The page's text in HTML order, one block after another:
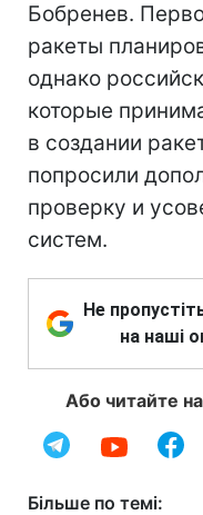
Бобренев.
ракеты
однако
которые
в создании
попросили
проверку и
систем.
Не
на наші
Або читайте
Більше по темі: